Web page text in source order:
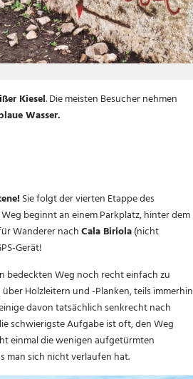
Kiesel. Die meisten Besucher nehmen
Wasser.
Sie folgt der vierten Etappe des
beginnt an einem Parkplatz, hinter dem
Wanderer nachCala Biriola(nicht
Gerät!
bedeckten Weg noch recht einfach zu
Holzleitern und -Planken, teils immerhin
davon tatsächlich senkrecht nach
schwierigste Aufgabe ist oft, den Weg
einmal die wenigen aufgetürmten
man sich nicht verlaufen hat.